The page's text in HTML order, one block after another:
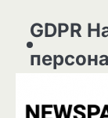
GDPR